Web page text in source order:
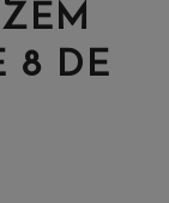
8 DE